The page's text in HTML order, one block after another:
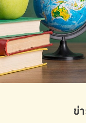
ข่